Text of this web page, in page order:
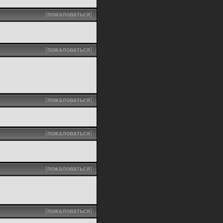
[пожаловаться]
[пожаловаться]
[пожаловаться]
[пожаловаться]
[пожаловаться]
[пожаловаться]